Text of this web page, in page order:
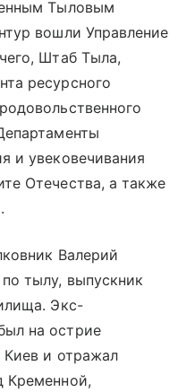
Тыловым
вошли Управление
Штаб Тыла,
ресурсного
и увековечивания
Отечества, а также
Валерий
тылу, выпускник
Экс-
на острие
и отражал
Кременной,